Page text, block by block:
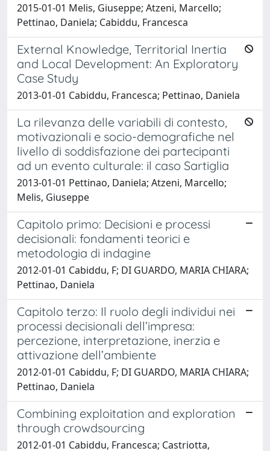
2015-01-01 Melis, Giuseppe; Atzeni, Marcello;
Pettinao, Daniela; Cabiddu, Francesca
External Knowledge, Territorial Inertia
and Local Development: An Exploratory
Case Study
2013-01-01 Cabiddu, Francesca; Pettinao, Daniela
La rilevanza delle variabili di contesto,
motivazionali e socio-demografiche nel
livello di soddisfazione dei partecipanti
ad un evento culturale: il caso Sartiglia
2013-01-01 Pettinao, Daniela; Atzeni, Marcello;
Melis, Giuseppe
Capitolo primo: Decisioni e processi
decisionali: fondamenti teorici e
metodologia di indagine
2012-01-01 Cabiddu, F; DI GUARDO, MARIA CHIARA;
Pettinao, Daniela
Capitolo terzo: Il ruolo degli individui nei
processi decisionali dell’impresa:
percezione, interpretazione, inerzia e
attivazione dell’ambiente
2012-01-01 Cabiddu, F; DI GUARDO, MARIA CHIARA;
Pettinao, Daniela
Combining exploitation and exploration
through crowdsourcing
2012-01-01 Cabiddu, Francesca; Castriotta,